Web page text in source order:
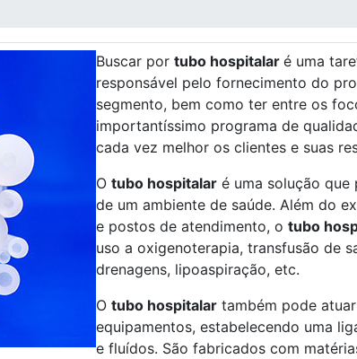
Buscar por tubo hospitalar é uma
responsável pelo fornecimento do
segmento, bem como ter entre os
importantíssimo programa de
cada vez melhor os clientes e suas
O tubo hospitalar é uma solução que
de um ambiente de saúde. Além do
e postos de atendimento, o tubo
uso a oxigenoterapia, transfusão de
drenagens, lipoaspiração, etc.
O tubo hospitalar também pode
equipamentos, estabelecendo uma
e fluídos. São fabricados com